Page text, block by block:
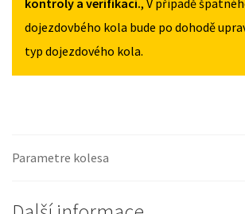
135/80R17
MNOŽSTVÍ
kontroly a verifikací., V případě
dojezdovbého kola bude po dohodě
typ dojezdového kola.
Parametre kolesa